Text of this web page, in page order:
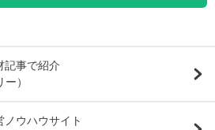
記事で紹介
）
ウハウサイト